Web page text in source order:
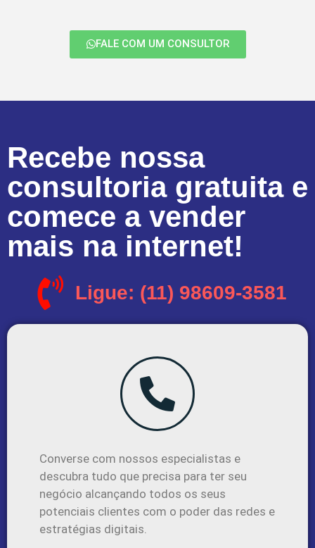
FALE COM UM CONSULTOR
Recebe nossa
consultoria gratuita e
comece a vender
mais na internet!
Ligue: (11) 98609-3581
Converse com nossos especialistas e
descubra tudo que precisa para ter seu
negócio alcançando todos os seus
potenciais clientes com o poder das redes e
estratégias digitais.